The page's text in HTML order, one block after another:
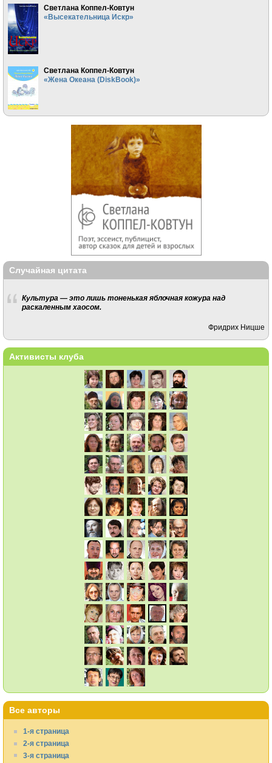
Светлана Коппел-Ковтун
«Высекательница Искр»
Светлана Коппел-Ковтун
«Жена Океана (DiskBook)»
Случайная цитата
Культура — это лишь тоненькая яблочная кожура над
раскаленным хаосом.
Фридрих Ницше
Активисты клуба
Все авторы
1-я страница
2-я страница
3-я страница